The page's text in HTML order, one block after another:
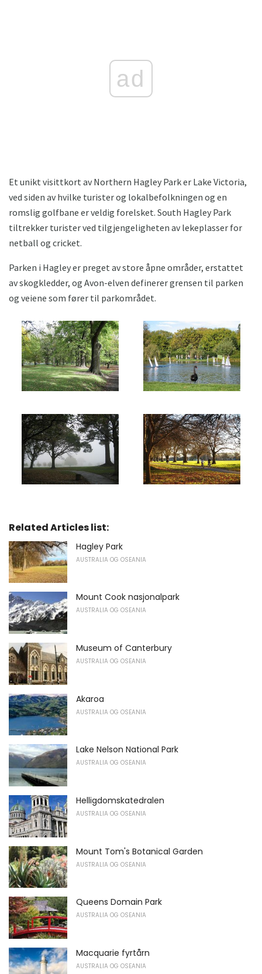
ad
Et unikt visittkort av Northern Hagley Park er Lake Victoria,
ved siden av hvilke turister og lokalbefolkningen og en
romslig golfbane er veldig forelsket. South Hagley Park
tiltrekker turister ved tilgjengeligheten av lekeplasser for
netball og cricket.
Parken i Hagley er preget av store åpne områder, erstattet
av skogkledder, og Avon-elven definerer grensen til parken
og veiene som fører til parkområdet.
Related Articles list:
Hagley Park
AUSTRALIA OG OSEANIA
Mount Cook nasjonalpark
AUSTRALIA OG OSEANIA
Museum of Canterbury
AUSTRALIA OG OSEANIA
Akaroa
AUSTRALIA OG OSEANIA
Lake Nelson National Park
AUSTRALIA OG OSEANIA
Helligdomskatedralen
AUSTRALIA OG OSEANIA
Mount Tom's Botanical Garden
AUSTRALIA OG OSEANIA
Queens Domain Park
AUSTRALIA OG OSEANIA
Macquarie fyrtårn
AUSTRALIA OG OSEANIA